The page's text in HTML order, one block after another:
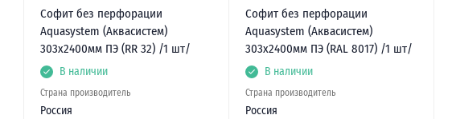
Софит без перфорации
Aquasystem (Аквасистем)
303х2400мм ПЭ (RR 32) /1 шт/
В наличии
Страна производитель
Россия
Софит без перфорации
Aquasystem (Аквасистем)
303х2400мм ПЭ (RAL 8017) /1 шт/
В наличии
Страна производитель
Россия